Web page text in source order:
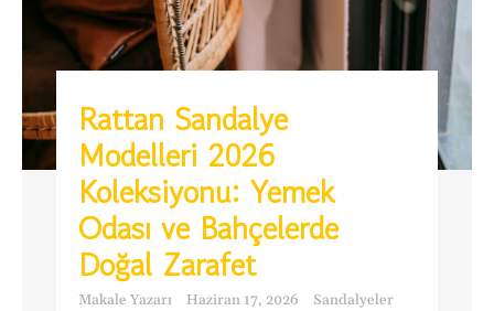
Rattan Sandalye
Modelleri 2026
Koleksiyonu: Yemek
Odası ve Bahçelerde
Doğal Zarafet
Makale Yazarı Haziran 17, 2026 Sandalyeler